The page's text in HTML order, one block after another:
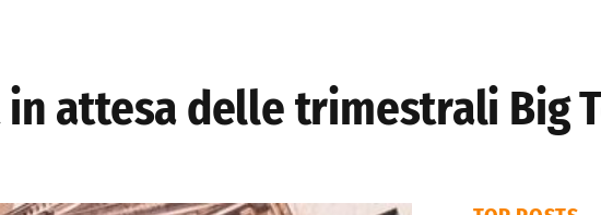
in attesa delle trimestrali Big